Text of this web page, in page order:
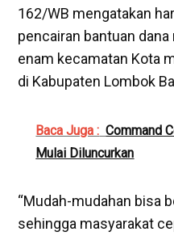
162/WB mengatakan
pencairan bantuan
enam kecamatan Kota
di Kabupaten Lombok
Baca Juga : Command
Mulai Diluncurkan
“Mudah-mudahan bisa
sehingga masyarakat